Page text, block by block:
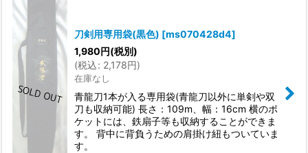
刀剣用専用袋(黒色) [ms070428d4]
1,980円(税別)
(税込: 2,178円)
在庫なし
青龍刀1本が入る専用袋(青龍刀以外に単剣や双
刀も収納可能) 長さ：109m、幅：16cm 横のポ
ケットには、鉄扇子等も収納することができま
す。 背中に背負うための肩掛け紐もついていま
す。